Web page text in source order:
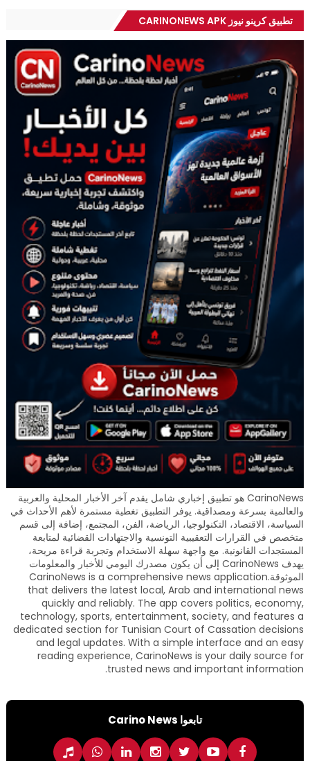
تطبيق كرينو نيوز CARINONEWS APK
CarinoNews هو تطبيق إخباري شامل يقدم آخر الأخبار المحلية والعربية
والعالمية بسرعة ومصداقية. يوفر التطبيق تغطية مستمرة لأهم الأحداث في
السياسة، الاقتصاد، التكنولوجيا، الرياضة، الفن، المجتمع، إضافة إلى قسم
متخصص في القرارات التعقيبية التونسية والاجتهادات القضائية لمتابعة
المستجدات القانونية. مع واجهة سهلة الاستخدام وتجربة قراءة مريحة،
يهدف CarinoNews إلى أن يكون مصدرك اليومي للأخبار والمعلومات
الموثوقة.CarinoNews is a comprehensive news application
that delivers the latest local, Arab and international news
quickly and reliably. The app covers politics, economy,
technology, sports, entertainment, society, and features a
dedicated section for Tunisian Court of Cassation decisions
and legal updates. With a simple interface and an easy
reading experience, CarinoNews is your daily source for
trusted news and important information.
تابعوا Carino News